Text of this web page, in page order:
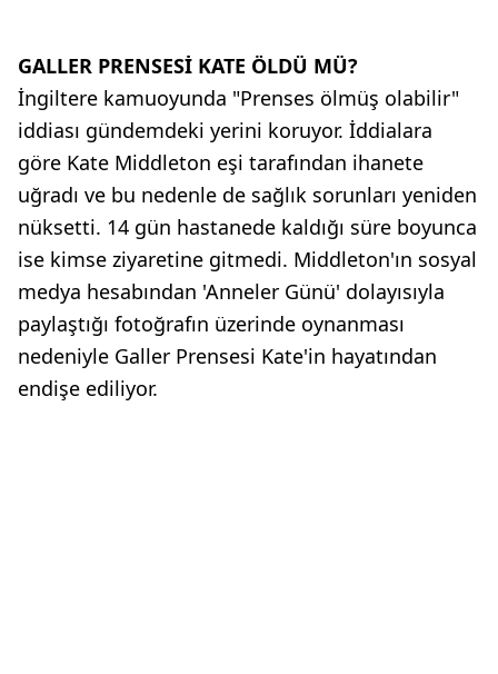
GALLER PRENSESİ KATE ÖLDÜ MÜ?
İngiltere kamuoyunda "Prenses ölmüş olabilir"
iddiası gündemdeki yerini koruyor. İddialara
göre Kate Middleton eşi tarafından ihanete
uğradı ve bu nedenle de sağlık sorunları yeniden
nüksetti. 14 gün hastanede kaldığı süre boyunca
ise kimse ziyaretine gitmedi. Middleton'ın sosyal
medya hesabından 'Anneler Günü' dolayısıyla
paylaştığı fotoğrafın üzerinde oynanması
nedeniyle Galler Prensesi Kate'in hayatından
endişe ediliyor.